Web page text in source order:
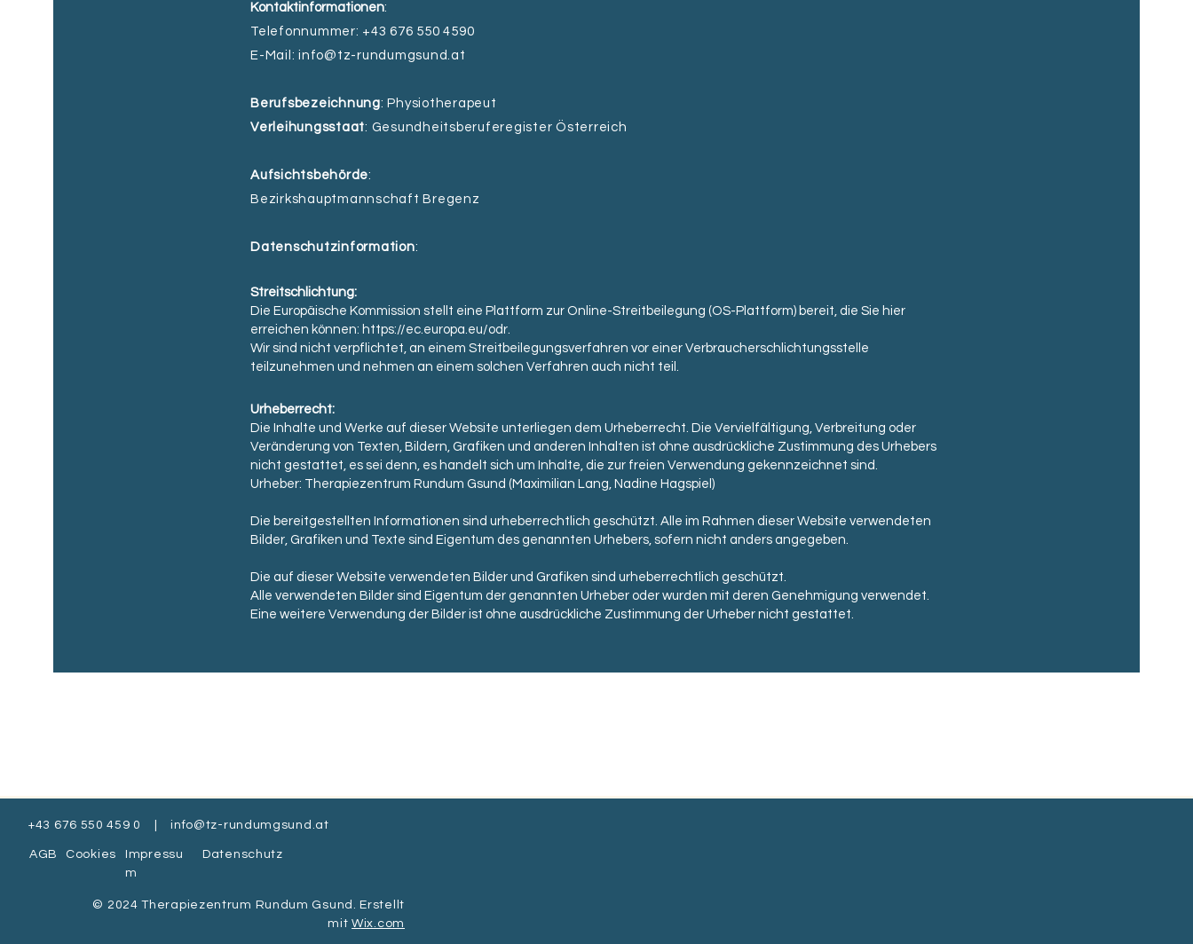
Kontaktinformationen:
Telefonnummer: +43 676 550 4590
E-Mail: info@tz-rundumgsund.at
Berufsbezeichnung: Physiotherapeut
Verleihungsstaat: Gesundheitsberuferegister Österreich
Aufsichtsbehörde:
Bezirkshauptmannschaft Bregenz
Datenschutzinformation:
Streitschlichtung:
Die Europäische Kommission stellt eine Plattform zur Online-Streitbeilegung (OS-Plattform) bereit, die Sie hier
erreichen können: https://ec.europa.eu/odr.
Wir sind nicht verpflichtet, an einem Streitbeilegungsverfahren vor einer Verbraucherschlichtungsstelle
teilzunehmen und nehmen an einem solchen Verfahren auch nicht teil.
Urheberrecht:
Die Inhalte und Werke auf dieser Website unterliegen dem Urheberrecht. Die Vervielfältigung, Verbreitung oder
Veränderung von Texten, Bildern, Grafiken und anderen Inhalten ist ohne ausdrückliche Zustimmung des Urhebers
nicht gestattet, es sei denn, es handelt sich um Inhalte, die zur freien Verwendung gekennzeichnet sind.
Urheber: Therapiezentrum Rundum Gsund (Maximilian Lang, Nadine Hagspiel)
Die bereitgestellten Informationen sind urheberrechtlich geschützt. Alle im Rahmen dieser Website verwendeten
Bilder, Grafiken und Texte sind Eigentum des genannten Urhebers, sofern nicht anders angegeben.
Die auf dieser Website verwendeten Bilder und Grafiken sind urheberrechtlich geschützt.
Alle verwendeten Bilder sind Eigentum der genannten Urheber oder wurden mit deren Genehmigung verwendet.
Eine weitere Verwendung der Bilder ist ohne ausdrückliche Zustimmung der Urheber nicht gestattet.
+43 676 550 459 0 |info@tz-rundumgsund.at
AGB Cookies
Impressu
m
Datenschutz
© 2024 Therapiezentrum Rundum Gsund. Erstellt
mitWix.com